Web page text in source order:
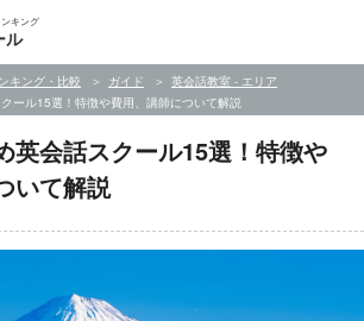
キング
ル
キング・比較 ガイド
英会話教室 - エリア
ール15選！特徴や費用、講師について解説
英会話スクール15選！特徴や
いて解説